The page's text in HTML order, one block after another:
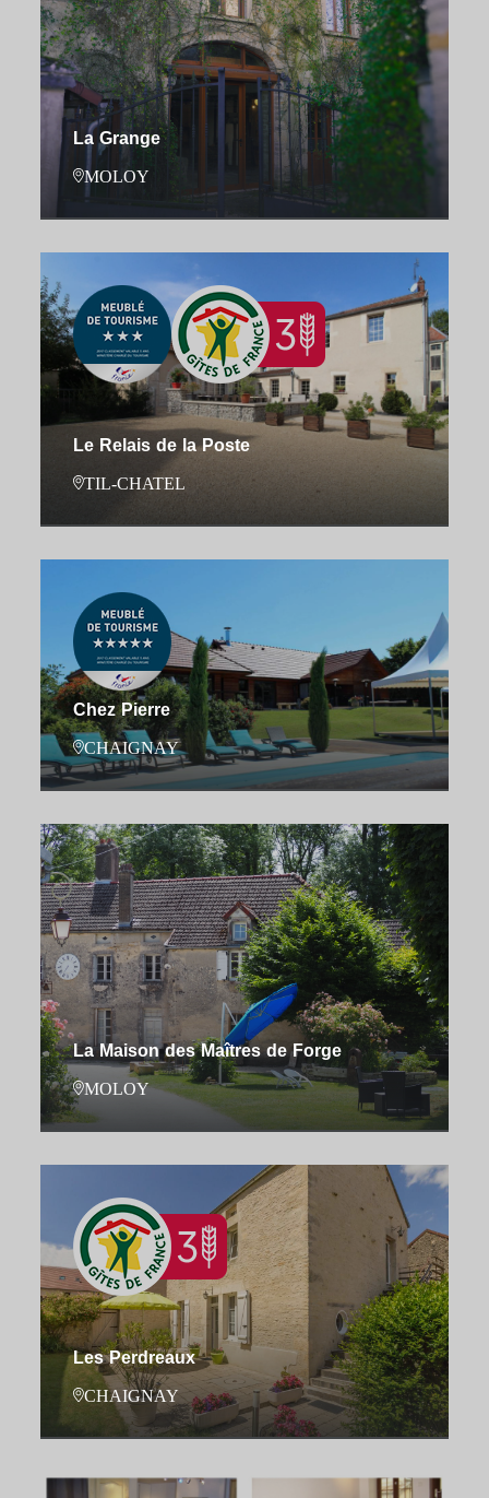
La Grange
MOLOY
Le Relais de la Poste
TIL-CHATEL
Chez Pierre
CHAIGNAY
La Maison des Maîtres de Forge
MOLOY
Les Perdreaux
CHAIGNAY